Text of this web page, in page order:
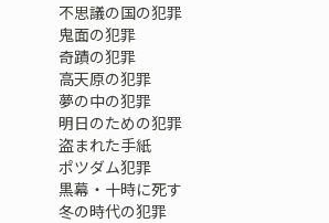
不思議の国の犯罪
鬼面の犯罪
奇蹟の犯罪
高天原の犯罪
夢の中の犯罪
明日のための犯罪
盗まれた手紙
ポツダム犯罪
黒幕・十時に死す
冬の時代の犯罪